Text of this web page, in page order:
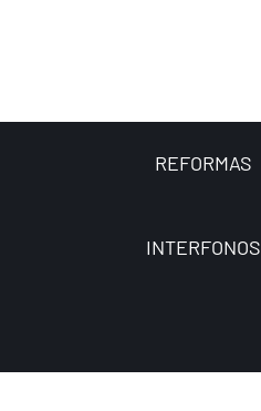
REFORMAS
INTERFONOS